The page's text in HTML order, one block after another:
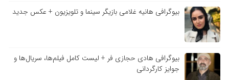
بیوگرافی هانیه غلامی بازیگر سینما و تلویزیون + عکس جدید
بیوگرافی هادی حجازی فر + لیست کامل فیلم‌ها، سریال‌ها و
جوایز کارگردانی